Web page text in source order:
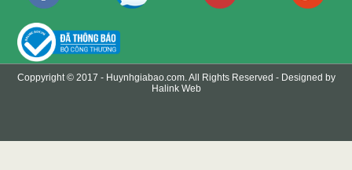
Coppyright © 2017 - Huynhgiabao.com. All Rights Reserved - Designed by
Halink Web